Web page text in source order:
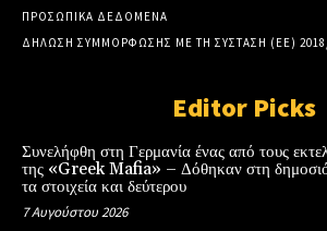
ΠΡΟΣΩΠΙΚΑ ΔΕΔΟΜΕΝΑ
ΔΗΛΩΣΗ ΣΥΜΜΟΡΦΩΣΗΣ ΜΕ ΤΗ ΣΥΣΤΑΣΗ (ΕΕ)
Editor Picks
Συνελήφθη στη Γερμανία ένας από τους
της «Greek Mafia» – Δόθηκαν στη
τα στοιχεία και δεύτερου
7 Αυγούστου 2026